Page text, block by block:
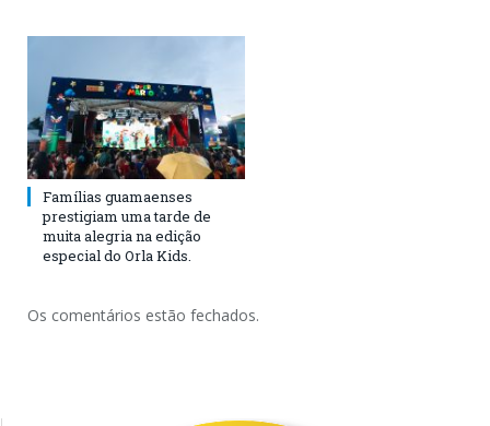
Famílias guamaenses
prestigiam uma tarde de
muita alegria na edição
especial do Orla Kids.
Os comentários estão fechados.